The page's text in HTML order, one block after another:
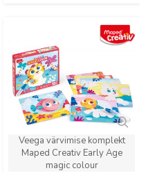
Veega värvimise komplekt
Maped Creativ Early Age
magic colour